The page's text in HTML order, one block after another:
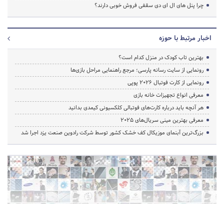
چرا پنل های ال ای دی سقفی فروش خوبی دارند؟
اخبار مرتبط با حوزه
بهترین تاب کودک در منزل کدام است؟
رونمایی از سایت رسانه پارسی؛ مرجع راهنمایی مراحل بازی‌ها
رونمایی از کارت فوتبال ۲۰۲۶ پوپی
معرفی انواع تجهیزات خانه بازی
هر آنچه باید درباره کارت‌های فوتبالی کلکسیونی کیمدی بدانید
معرفی بهترین مینی سریال‌های 2025
بزرگ‌ترین آبنمای موزیکال کف خشک کشور توسط شرکت رادوین صنعت یزد اجرا شد